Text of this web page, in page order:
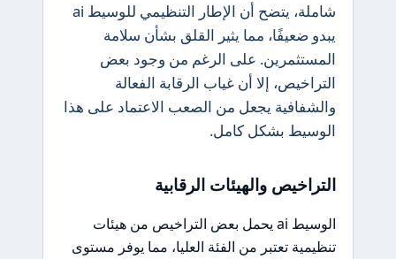
شاملة، يتضح أن الإطار التنظيمي للوسيط ai
يبدو ضعيفًا، مما يثير القلق بشأن سلامة
المستثمرين. على الرغم من وجود بعض
التراخيص، إلا أن غياب الرقابة الفعالة
والشفافية يجعل من الصعب الاعتماد على هذا
الوسيط بشكل كامل.
التراخيص والهيئات الرقابية
الوسيط ai يحمل بعض التراخيص من هيئات
تنظيمية تعتبر من الفئة العليا، مما يوفر مستوى